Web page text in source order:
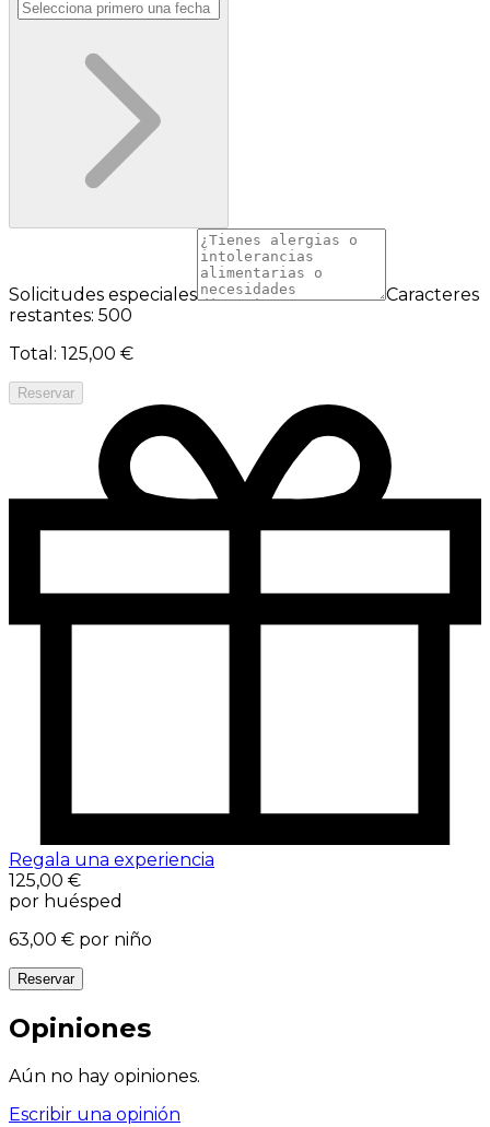
Solicitudes especiales
Caracteres
restantes: 500
Total : 125,00 €
Reservar
Regala una experiencia
125,00 €
por huésped
63,00 € por niño
Reservar
Opiniones
Aún no hay opiniones.
Escribir una opinión